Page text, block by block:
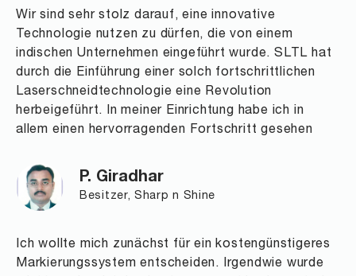
Wir sind sehr stolz darauf, eine innovative
Technologie nutzen zu dürfen, die von einem
indischen Unternehmen eingeführt wurde. SLTL hat
durch die Einführung einer solch fortschrittlichen
Laserschneidtechnologie eine Revolution
herbeigeführt. In meiner Einrichtung habe ich in
allem einen hervorragenden Fortschritt gesehen
P. Giradhar
Besitzer, Sharp n Shine
Ich wollte mich zunächst für ein kostengünstigeres
Markierungssystem entscheiden. Irgendwie wurde